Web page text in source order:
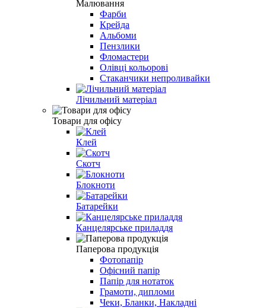
Малювання
Фарби
Крейда
Альбоми
Пензлики
Фломастери
Олівці кольорові
Стаканчики непроливайки
Лічильний матеріал
Товари для офісу
Клей
Скотч
Блокноти
Батарейки
Канцелярське приладдя
Паперова продукція
Фотопапір
Офісний папір
Папір для нотаток
Грамоти, дипломи
Чеки, Бланки, Накладні